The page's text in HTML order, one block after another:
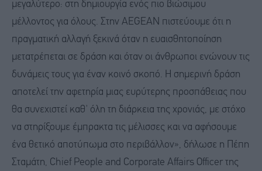
μεγαλύτερο: στη δημιουργία ενός πιο βιώσιμου
μέλλοντος για όλους. Στην AEGEAN πιστεύουμε ότι η
πραγματική αλλαγή ξεκινά όταν η ευαισθητοποίηση
μετατρέπεται σε δράση και όταν οι άνθρωποι ενώνουν τις
δυνάμεις τους για έναν κοινό σκοπό. Η σημερινή δράση
αποτελεί την αφετηρία μιας ευρύτερης προσπάθειας που
θα συνεχιστεί καθ' όλη τη διάρκεια της χρονιάς, με στόχο
να στηρίξουμε έμπρακτα τις μέλισσες και να αφήσουμε
ένα θετικό αποτύπωμα στο περιβάλλον», δήλωσε η Πέπη
Σταμάτη, Chief People and Corporate Affairs Officer της